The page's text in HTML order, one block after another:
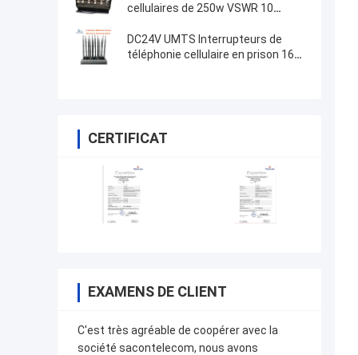
cellulaires de 250w VSWR 10
DC24V UMTS Interrupteurs de
téléphonie cellulaire en prison 16
CERTIFICAT
EXAMENS DE CLIENT
C'est très agréable de coopérer avec la
société sacontelecom, nous avons